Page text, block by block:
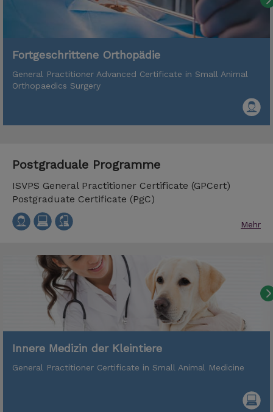
Fortgeschrittene Orthopädie
General Practitioner Advanced Certificate in Small Animal
Orthopaedics Surgery
Postgraduale Programme
ISVPS General Practitioner Certificate (GPCert)
Postgraduate Certificate (PgC)
Mehr
Innere Medizin der Kleintiere
General Practitioner Certificate in Small Animal Medicine